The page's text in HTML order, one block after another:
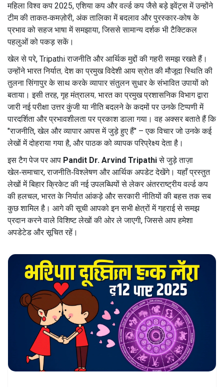
महिला विश्व कप 2025, एशिया कप और वर्ल्ड कप जैसे बड़े इवेंट्स में उन्होंने
टीम की ताकत‑कमज़ोरी, अंक तालिका में बदलाव और पुरस्कार‑कोष के
प्रभाव को सहज भाषा में समझाया, जिससे सामान्य दर्शक भी टैक्टिकल
पहलुओं को पकड़ सकें।
खेल से परे, Tripathi राजनीति और आर्थिक मुद्दों की गहरी समझ रखते हैं।
उन्होंनेभारत निर्यात,देश का प्रमुख विदेशी आय स्रोतकी मौजूदा स्थिति की
तुलना सिंगापुर के साथ करके व्यापार संतुलन सुधार के संभावित उपायों को
बताया। इसी तरह,गृह मंत्रालय, भारत का प्रमुख प्रशासनिक विभागद्वारा
जारी नई परीक्षा उत्तर कुंजी या नीति बदलने के कदमों पर उनके टिप्पणी में
पारदर्शिता और प्रभावशीलता पर प्रकाश डाला गया। वह अक्सर बताते हैं कि
"राजनीति, खेल और व्यापार आपस में जुड़े हुए हैं" – एक विचार जो उनके कई
लेखों में दोहराया गया है, और पाठक को व्यापक परिप्रेक्ष्य देता है।
इस टैग पेज पर आप Pandit Dr. Arvind Tripathiसे जुड़े ताज़ा
खेल‑समाचार, राजनीति‑विश्लेषण और आर्थिक अपडेट देखेंगे। यहाँ प्रस्तुत
लेखों में बिहार क्रिकेट की नई उपलब्धियों से लेकर अंतरराष्ट्रीय वर्ल्ड कप
की हलचल, भारत के निर्यात आंकड़े और सरकारी नीतियों की बहस तक सब
कुछ शामिल है। आगे की सूची आपको इन सभी क्षेत्रों में गहराई से समझ
प्रदान करने वाले विशिष्ट लेखों की ओर ले जाएगी, जिससे आप हमेशा
अपडेटेड और सूचित रहें।